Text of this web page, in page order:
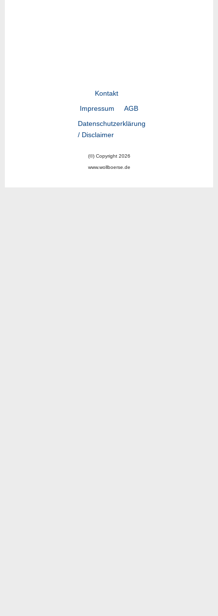
Kontakt
Impressum
AGB
Datenschutzerklärung
/ Disclaimer
(©) Copyright 2026
www.wollboerse.de